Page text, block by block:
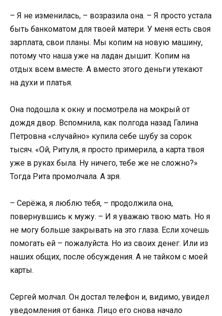
– Я не изменилась, – возразила она. – Я просто устала
быть банкоматом для твоей матери. У меня есть своя
зарплата, свои планы. Мы копим на новую машину,
потому что наша уже на ладан дышит. Копим на
отдых всем вместе. А вместо этого деньги утекают
на духи и платья.
Она подошла к окну и посмотрела на мокрый от
дождя двор. Вспомнила, как полгода назад Галина
Петровна «случайно» купила себе шубу за сорок
тысяч. «Ой, Ритуля, я просто примерила, а карта твоя
уже в руках была. Ну ничего, тебе же не сложно?»
Тогда Рита промолчала. А зря.
– Серёжа, я люблю тебя, – продолжила она,
повернувшись к мужу. – И я уважаю твою мать. Но я
не могу больше закрывать на это глаза. Если хочешь
помогать ей – пожалуйста. Но из своих денег. Или из
наших общих, после обсуждения. А не тайком с моей
карты.
Сергей молчал. Он достал телефон и, видимо, увидел
уведомления от банка. Лицо его снова начало